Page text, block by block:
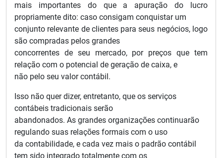
mais importantes do que a apuração do lucro
propriamente dito: caso consigam conquistar um
conjunto relevante de clientes para seus negócios, logo
são compradas pelos grandes
concorrentes de seu mercado, por preços que tem
relação com o potencial de geração de caixa, e
não pelo seu valor contábil.
Isso não quer dizer, entretanto, que os serviços
contábeis tradicionais serão
abandonados. As grandes organizações continuarão
regulando suas relações formais com o uso
da contabilidade, e cada vez mais o padrão contábil
tem sido integrado totalmente com os